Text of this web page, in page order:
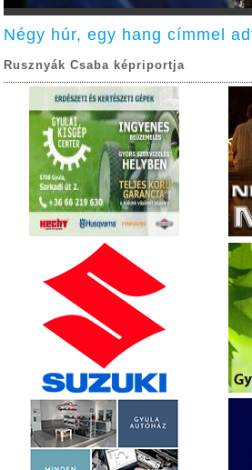
Négy húr, egy hang címmel
Rusznyák Csaba képriportja